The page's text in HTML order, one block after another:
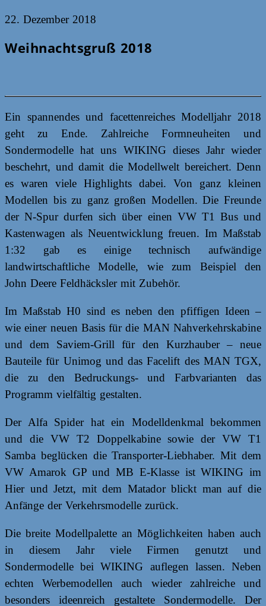
22. Dezember 2018
Weihnachtsgruß 2018
Ein spannendes und facettenreiches Modelljahr 2018
geht zu Ende. Zahlreiche Formneuheiten und
Sondermodelle hat uns WIKING dieses Jahr wieder
beschehrt, und damit die Modellwelt bereichert. Denn
es waren viele Highlights dabei. Von ganz kleinen
Modellen bis zu ganz großen Modellen. Die Freunde
der N-Spur durfen sich über einen VW T1 Bus und
Kastenwagen als Neuentwicklung freuen. Im Maßstab
1:32 gab es einige technisch aufwändige
landwirtschaftliche Modelle, wie zum Beispiel den
John Deere Feldhäcksler mit Zubehör.
Im Maßstab H0 sind es neben den pfiffigen Ideen –
wie einer neuen Basis für die MAN Nahverkehrskabine
und dem Saviem-Grill für den Kurzhauber – neue
Bauteile für Unimog und das Facelift des MAN TGX,
die zu den Bedruckungs- und Farbvarianten das
Programm vielfältig gestalten.
Der Alfa Spider hat ein Modelldenkmal bekommen
und die VW T2 Doppelkabine sowie der VW T1
Samba beglücken die Transporter-Liebhaber. Mit dem
VW Amarok GP und MB E-Klasse ist WIKING im
Hier und Jetzt, mit dem Matador blickt man auf die
Anfänge der Verkehrsmodelle zurück.
Die breite Modellpalette an Möglichkeiten haben auch
in diesem Jahr viele Firmen genutzt und
Sondermodelle bei WIKING auflegen lassen. Neben
echten Werbemodellen auch wieder zahlreiche und
besonders ideenreich gestaltete Sondermodelle. Der